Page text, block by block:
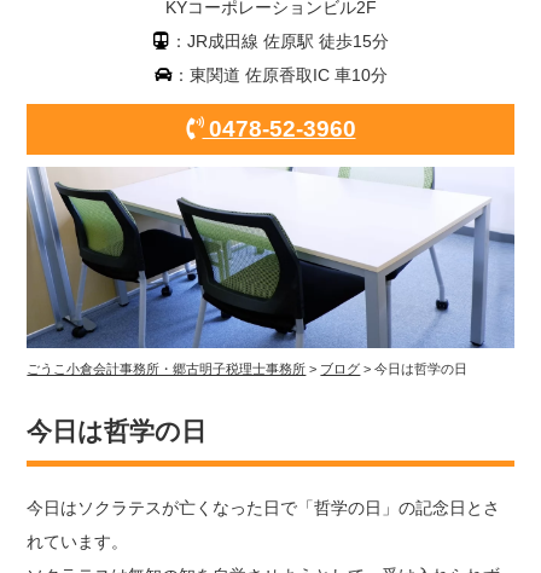
KYコーポレーションビル2F
：JR成田線 佐原駅 徒歩15分
：東関道 佐原香取IC 車10分
0478-52-3960
ごうこ小倉会計事務所・郷古明子税理士事務所 > ブログ >今日は哲学の日
今日は哲学の日
今日はソクラテスが亡くなった日で「哲学の日」の記念日とさ
れています。